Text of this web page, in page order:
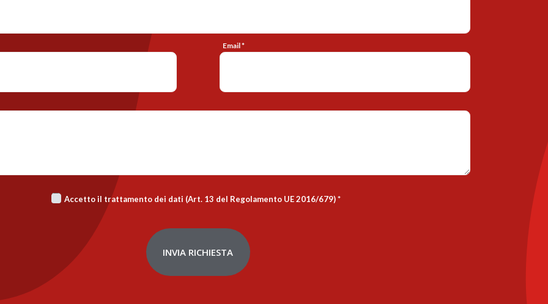
Email *
Accetto il trattamento dei dati (Art. 13 del Regolamento UE 2016/679)*
INVIA RICHIESTA